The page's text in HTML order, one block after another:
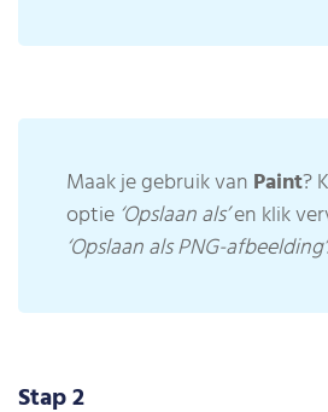
Maak je gebruik van Paint?
optie ‘Opslaan als’en klik
‘Opslaan als PNG-afbeelding’
Stap 2